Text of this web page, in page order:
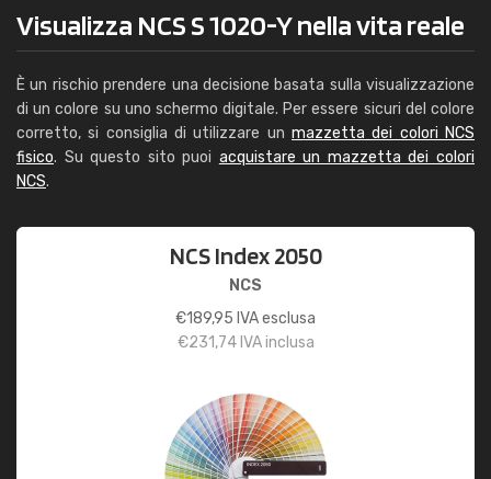
Visualizza NCS S 1020-Y nella vita reale
È un rischio prendere una decisione basata sulla visualizzazione
di un colore su uno schermo digitale. Per essere sicuri del colore
corretto, si consiglia di utilizzare un mazzetta dei colori NCS
fisico. Su questo sito puoi acquistare un mazzetta dei colori
NCS.
NCS Index 2050
NCS
€189,95 IVA esclusa
€231,74IVA inclusa